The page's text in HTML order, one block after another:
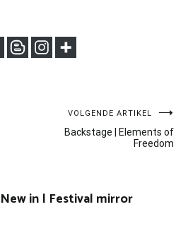
VOLGENDE ARTIKEL
Backstage | Elements of
Freedom
New in | Festival mirror